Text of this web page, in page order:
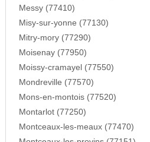
Messy (77410)
Misy-sur-yonne (77130)
Mitry-mory (77290)
Moisenay (77950)
Moissy-cramayel (77550)
Mondreville (77570)
Mons-en-montois (77520)
Montarlot (77250)
Montceaux-les-meaux (77470)